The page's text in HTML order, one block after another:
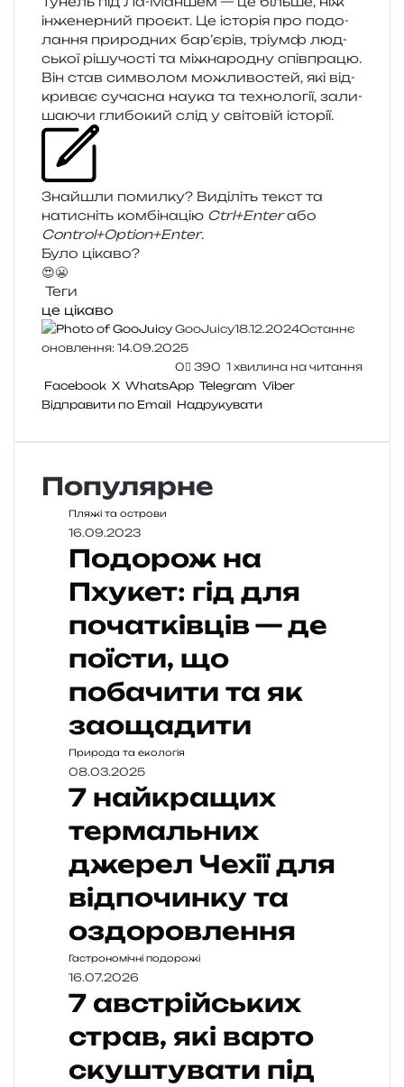
інже­нер­ний про­єкт. Це істо­рія про подо­
ла­н­ня при­ро­дних бар’єрів, трі­умф люд­
ської рішу­чо­сті та між­на­ро­дну спів­пра­цю.
Він став сим­во­лом можли­во­стей, які від­
кри­ває суча­сна наука та техно­ло­гії, зали­
ша­ю­чи гли­бо­кий слід у сві­то­вій історії.
Знайшли помил­ку? Виділіть текст та
нати­сніть ком­бі­на­цію Ctrl+Enterабо
Control+Option+Enter.
Було цікаво?
😍😬
Теги
це цікаво
GooJuicy18.12.2024Останнє
оновлення: 14.09.2025
0
390 1 хвилина на читання
Facebook X WhatsApp Telegram Viber
Відправити по Email Надрукувати
Популярне
Пляжі та острови
16.09.2023
Подорож на
Пхукет: гід для
початківців — де
поїсти, що
побачити та як
заощадити
Природа та екологія
08.03.2025
7 найкращих
термальних
джерел Чехії для
відпочинку та
оздоровлення
Гастрономічні подорожі
16.07.2026
7 австрійських
страв, які варто
скуштувати під